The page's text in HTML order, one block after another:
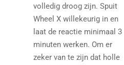
volledig droog zijn. Spuit
Wheel X willekeurig in en
laat de reactie minimaal 3
minuten werken. Om er
zeker van te zijn dat holle